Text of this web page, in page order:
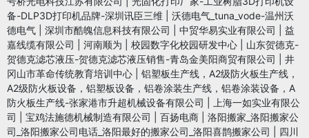
备-DLP3D打印机品牌-深圳讯臣三维
沃德电气_tuna_vode-温州沃
德电气
深圳市酷魄信息科技有限公司 中贸华易实业有限公司
益
嘉线缆有限公司
河南顺为 校园数字化校园研发中心
山东贺德克-
贺德克滤芯液压-贺德克滤芯液压销售-青岛金美阳商贸有限公司
井
冈山市革命传统教育培训中心
铝塑板生产线，A2级防火板生产线，
A2级防火板设备，铝塑板设备，铝卷涂装生产线，铝卷涂装设备，A
防火板生产线-张家港市升超机械设备有限公司
上海一如实业有限公
司
宝鸡法施德机械制造有限公司 百扬电商
洛阳搬家_洛阳搬家公
司_洛阳搬家公司电话_洛阳最好的搬家公司_洛阳喜鹊搬家公司
四川